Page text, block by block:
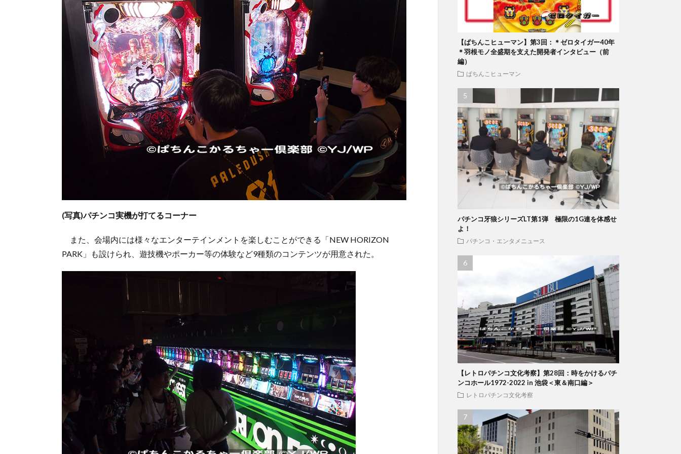
(写真)パチンコ実機が打てるコーナー
また、会場内には様々なエンターテインメントを楽しむことができる「NEW HORIZON
PARK」も設けられ、遊技機やポーカー等の体験など9種類のコンテンツが用意された。
【ぱちんこヒューマン】第3回：＊ゼロタイガー40年
＊羽根モノ全盛期を支えた開発者インタビュー（前
編）
ぱちんこヒューマン
パチンコ牙狼シリーズLT第1弾 極限の1G連を体感せ
よ！
パチンコ・エンタメニュース
【レトロパチンコ文化考察】第28回：時をかけるパチ
ンコホール1972-2022 in 池袋＜東＆南口編＞
レトロパチンコ文化考察